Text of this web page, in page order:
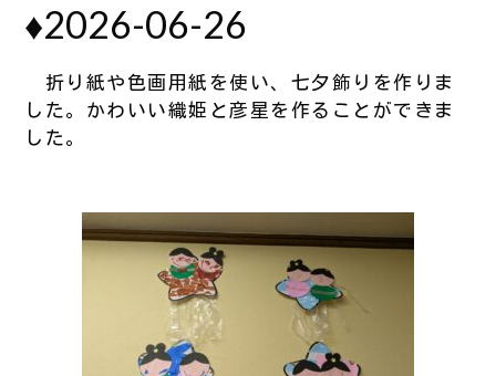
♦2026-06-26
折り紙や色画用紙を使い、七夕飾りを作りま
した。かわいい織姫と彦星を作ることができま
した。